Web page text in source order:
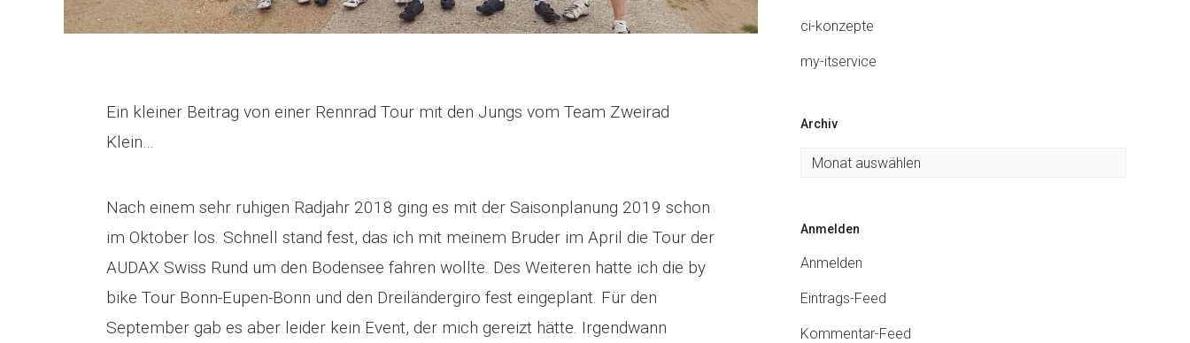
Ein kleiner Beitrag von einer Rennrad Tour mit den Jungs vom Team Zweirad
Klein…
Nach einem sehr ruhigen Radjahr 2018 ging es mit der Saisonplanung 2019 schon
im Oktober los. Schnell stand fest, das ich mit meinem Bruder im April die Tour der
AUDAX Swiss Rund um den Bodensee fahren wollte. Des Weiteren hatte ich die by
bike Tour Bonn-Eupen-Bonn und den Dreiländergiro fest eingeplant. Für den
September gab es aber leider kein Event, der mich gereizt hätte. Irgendwann
ci-konzepte
my-itservice
Archiv
Archiv
Anmelden
Anmelden
Eintrags-Feed
Kommentar-Feed